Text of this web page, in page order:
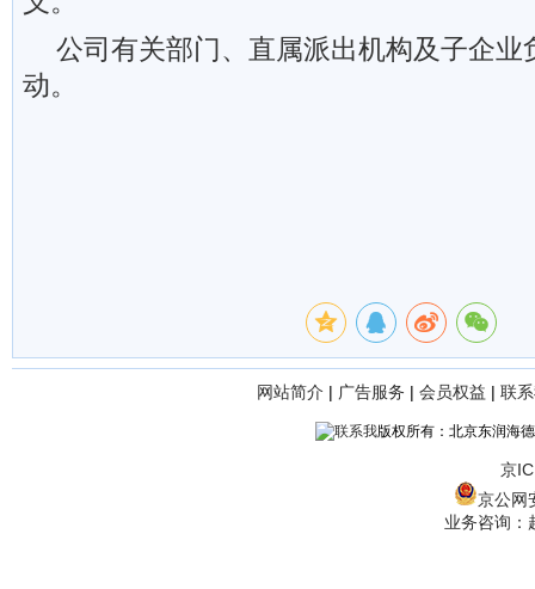
公司有关部门、直属派出机构及子企业
动。
网站简介 | 广告服务 | 会员权益 | 联
版权所有：北京东润海
京
京公网
业务咨询：